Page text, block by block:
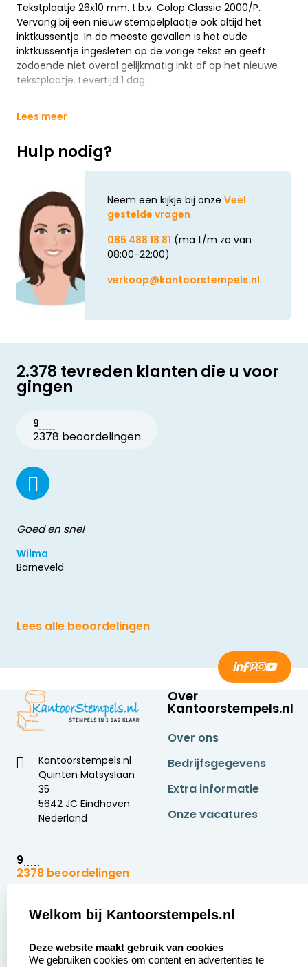
Tekstplaatje 26x10 mm. t.b.v. Colop Classic 2000/P.
Vervang bij een nieuw stempelplaatje ook altijd het
inktkussentje. In de meeste gevallen is het oude
inktkussentje ingesleten op de vorige tekst en geeft
zodoende niet overal gelijkmatig inkt af op het nieuwe
tekstplaatje. Levertijd 1 dag.
Lees meer
Hulp nodig?
Neem een kijkje bij onze Veel
gestelde vragen
085 488 18 81 (ma t/m zo van
08:00-22:00)
verkoop@kantoorstempels.nl
2.378 tevreden klanten die u voor
gingen
9
2378 beoordelingen
Goed en snel
Wilma
Barneveld
Lees alle beoordelingen
Kantoorstempels.nl
Quinten Matsyslaan
35
5642 JC Eindhoven
Nederland
9
2378 beoordelingen
Over
Kantoorstempels.nl
Over ons
Bedrijfsgegevens
Extra informatie
Onze vacatures
Zakelijk:
Aanvraag op maat
Klantenservice:
Contact opnemen
Welkom bij Kantoorstempels.nl
Deze website maakt gebruik van cookies
We gebruiken cookies om content en advertenties te